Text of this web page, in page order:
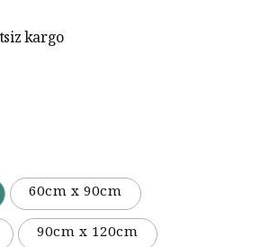
kargo
60cm x 90cm
90cm x 120cm